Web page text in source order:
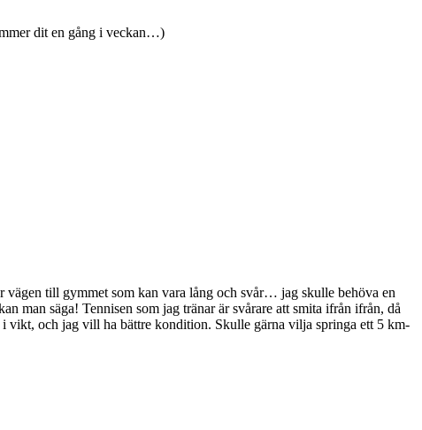
dit en gång i veckan…)
till gymmet som kan vara lång och svår… jag skulle behöva en
man säga! Tennisen som jag tränar är svårare att smita ifrån ifrån, då
vikt, och jag vill ha bättre kondition. Skulle gärna vilja springa ett 5 km-